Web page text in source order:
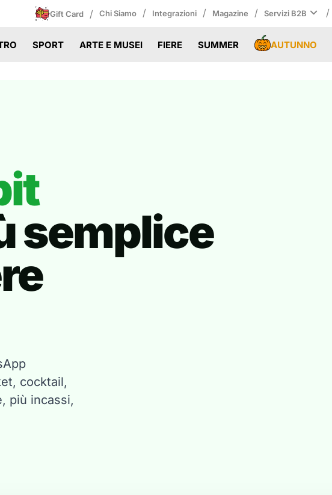
Gift Card / Chi Siamo / Integrazioni / Magazine / Servizi B2B /
SPORT ARTE E MUSEI FIERE SUMMER AUTUNNO
semplice
cocktail,
più incassi,